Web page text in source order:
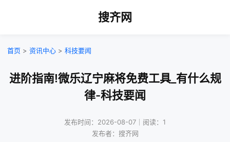
搜齐网
首页 > 资讯中心 > 科技要闻
进阶指南!微乐辽宁麻将免费工具_有什么规
律-科技要闻
发布时间：2026-08-07｜阅读：1
发布者：搜齐网